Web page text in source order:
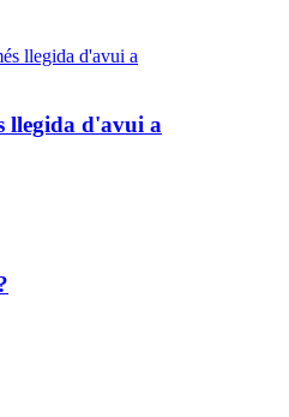
llegida d'avui a